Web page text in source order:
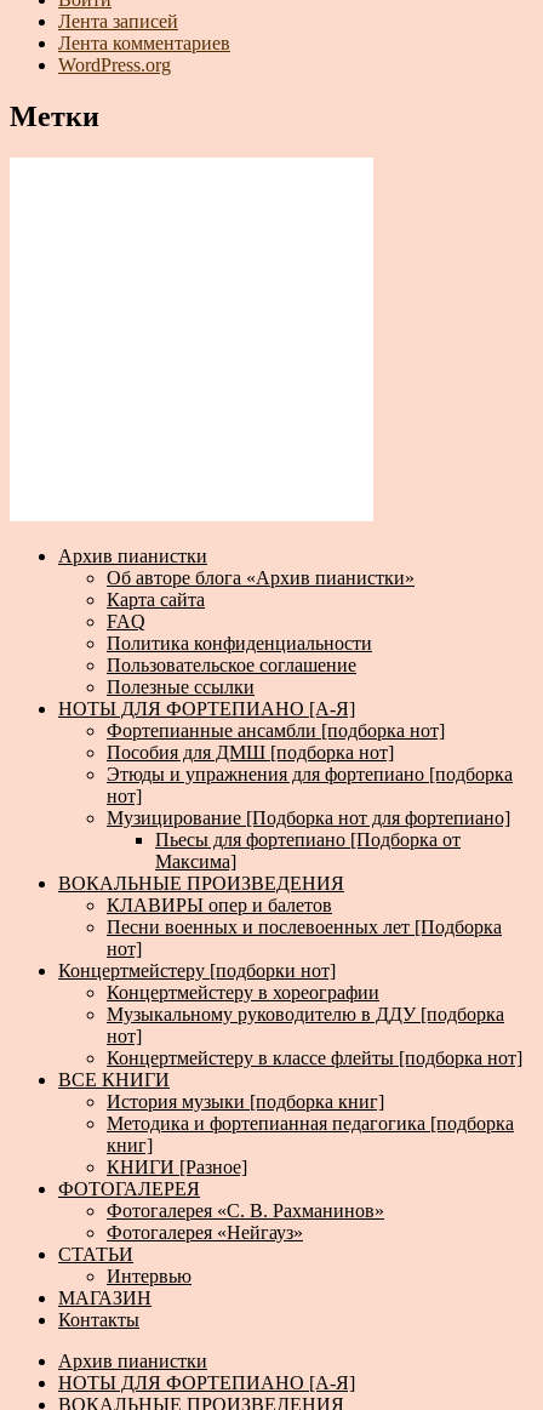
Лента записей
Лента комментариев
WordPress.org
Метки
Архив пианистки
Об авторе блога «Архив пианистки»
Карта сайта
FAQ
Политика конфиденциальности
Пользовательское соглашение
Полезные ссылки
НОТЫ ДЛЯ ФОРТЕПИАНО [А-Я]
Фортепианные ансамбли [подборка нот]
Пособия для ДМШ [подборка нот]
Этюды и упражнения для фортепиано [подборка
нот]
Музицирование [Подборка нот для фортепиано]
Пьесы для фортепиано [Подборка от
Максима]
ВОКАЛЬНЫЕ ПРОИЗВЕДЕНИЯ
КЛАВИРЫ опер и балетов
Песни военных и послевоенных лет [Подборка
нот]
Концертмейстеру [подборки нот]
Концертмейстеру в хореографии
Музыкальному руководителю в ДДУ [подборка
нот]
Концертмейстеру в классе флейты [подборка нот]
ВСЕ КНИГИ
История музыки [подборка книг]
Методика и фортепианная педагогика [подборка
книг]
КНИГИ [Разное]
ФОТОГАЛЕРЕЯ
Фотогалерея «С. В. Рахманинов»
Фотогалерея «Нейгауз»
СТАТЬИ
Интервью
МАГАЗИН
Контакты
Архив пианистки
НОТЫ ДЛЯ ФОРТЕПИАНО [А-Я]
ВОКАЛЬНЫЕ ПРОИЗВЕДЕНИЯ